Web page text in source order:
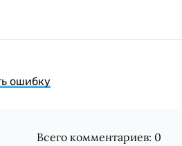
ошибку
Всего комментариев: 0